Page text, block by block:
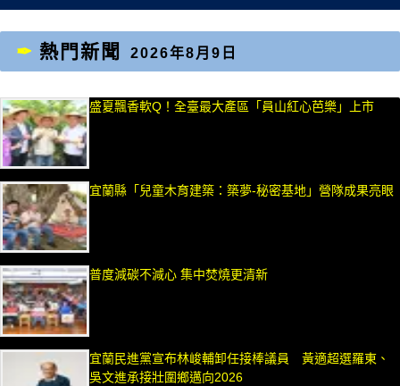
熱門新聞 2026年8月9日
盛夏飄香軟Q！全臺最大產區「員山紅心芭樂」上市
宜蘭縣「兒童木育建築：築夢-秘密基地」營隊成果亮眼
普度減碳不減心 集中焚燒更清新
宜蘭民進黨宣布林峻輔卸任接棒議員 黃適超選羅東、
吳文進承接壯圍鄉邁向2026